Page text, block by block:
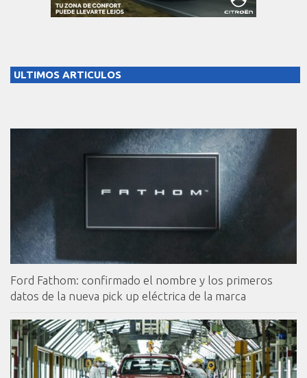
ULTIMOS ARTICULOS
Ford Fathom: confirmado el nombre y los primeros
datos de la nueva pick up eléctrica de la marca